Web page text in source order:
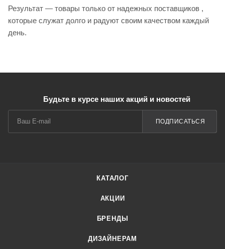
Результат — товары только от надежных поставщиков ,
которые служат долго и радуют своим качеством каждый
день.
Будьте в курсе наших акций и новостей
ПОДПИСАТЬСЯ
КАТАЛОГ
АКЦИИ
БРЕНДЫ
ДИЗАЙНЕРАМ